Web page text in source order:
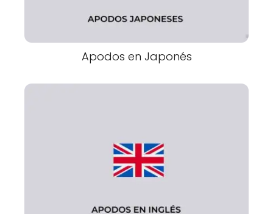
Apodos en Japonés